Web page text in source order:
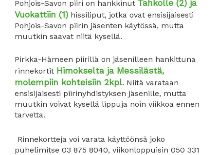
Pohjois-Savon piiri on hankkinut Tahkolle (2) ja
Vuokattiin (1) hissiliput, jotka ovat ensisijaisesti
Pohjois-Savon piirin jäsenten käytössä, mutta
muutkin saavat niitä kysellä.
Pirkka-Hämeen piirillä on jäsenilleen hankittuna
rinnekortit Himokselta ja Messilästä,
molempiin kohteisiin 2kpl. Niitä varataan
ensisijaisesti piirinyhdistyksen jäsenille, mutta
muutkin voivat kysellä lippuja noin viikkoa ennen
tarvetta.
Rinnekortteja voi varata käyttöönsä joko
puhelimitse 03 875 8040, viikonloppuisin 050 331